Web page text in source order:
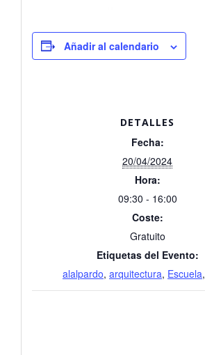
Añadir al calendario
DETALLES
Fecha:
20/04/2024
Hora:
09:30 - 16:00
Coste:
Gratuito
Etiquetas del Evento:
alalpardo, arquitectura, Escuela,